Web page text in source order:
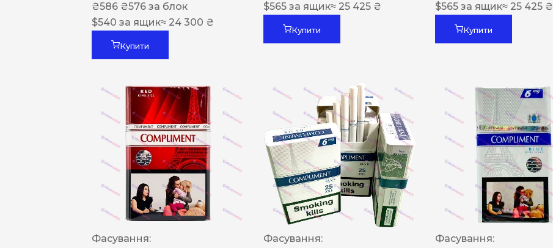
Сигарети LD
₴586 ₴576 за блок
$540 за ящик≈ 24 300 ₴
Купити
$565 за ящик≈ 25 425 ₴
Купити
$565 за ящик≈ 25 425 ₴
Купити
Фасування:
Фасування:
Фасування: